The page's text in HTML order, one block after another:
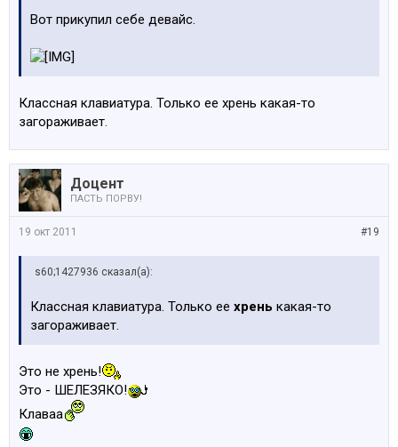
Вот прикупил себе девайс.
Классная клавиатура. Только ее хрень какая-то
загораживает.
Доцент
ПАСТЬ ПОРВУ!
#19
19 окт 2011
s60;1427936 сказал(а):
Классная клавиатура. Только ее хрень какая-то
загораживает.
Это не хрень!
Это - ШЕЛЕЗЯКО!
Клаваа